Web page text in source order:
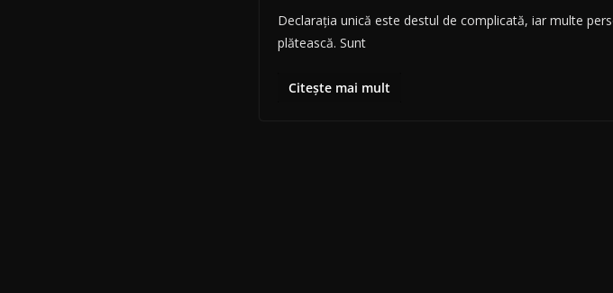
Declarația unică este destul de complicată, iar multe
plătească. Sunt
Citește mai mult